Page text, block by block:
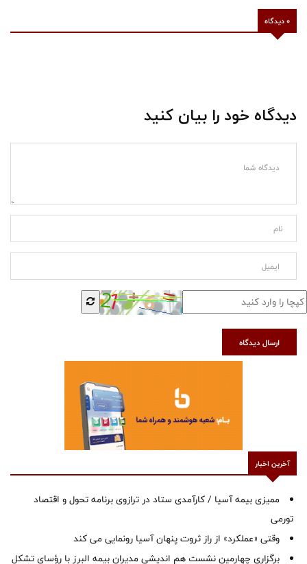
0 دیدگاه
دیدگاه خود را بیان کنید
ارسال دیدگاه
آخرین اخبار
ممیزی بیمه آسیا / کارآمدی ستاد در ترازوی برنامه تحول و اقتصاد
تورمی
وقتی «عملکرد» از راز ثروت پنهان آسیا رونمایی می کند
برگزاری چهارمین نشست هم اندیشی مدیران بیمه البرز با رؤسای تشکل